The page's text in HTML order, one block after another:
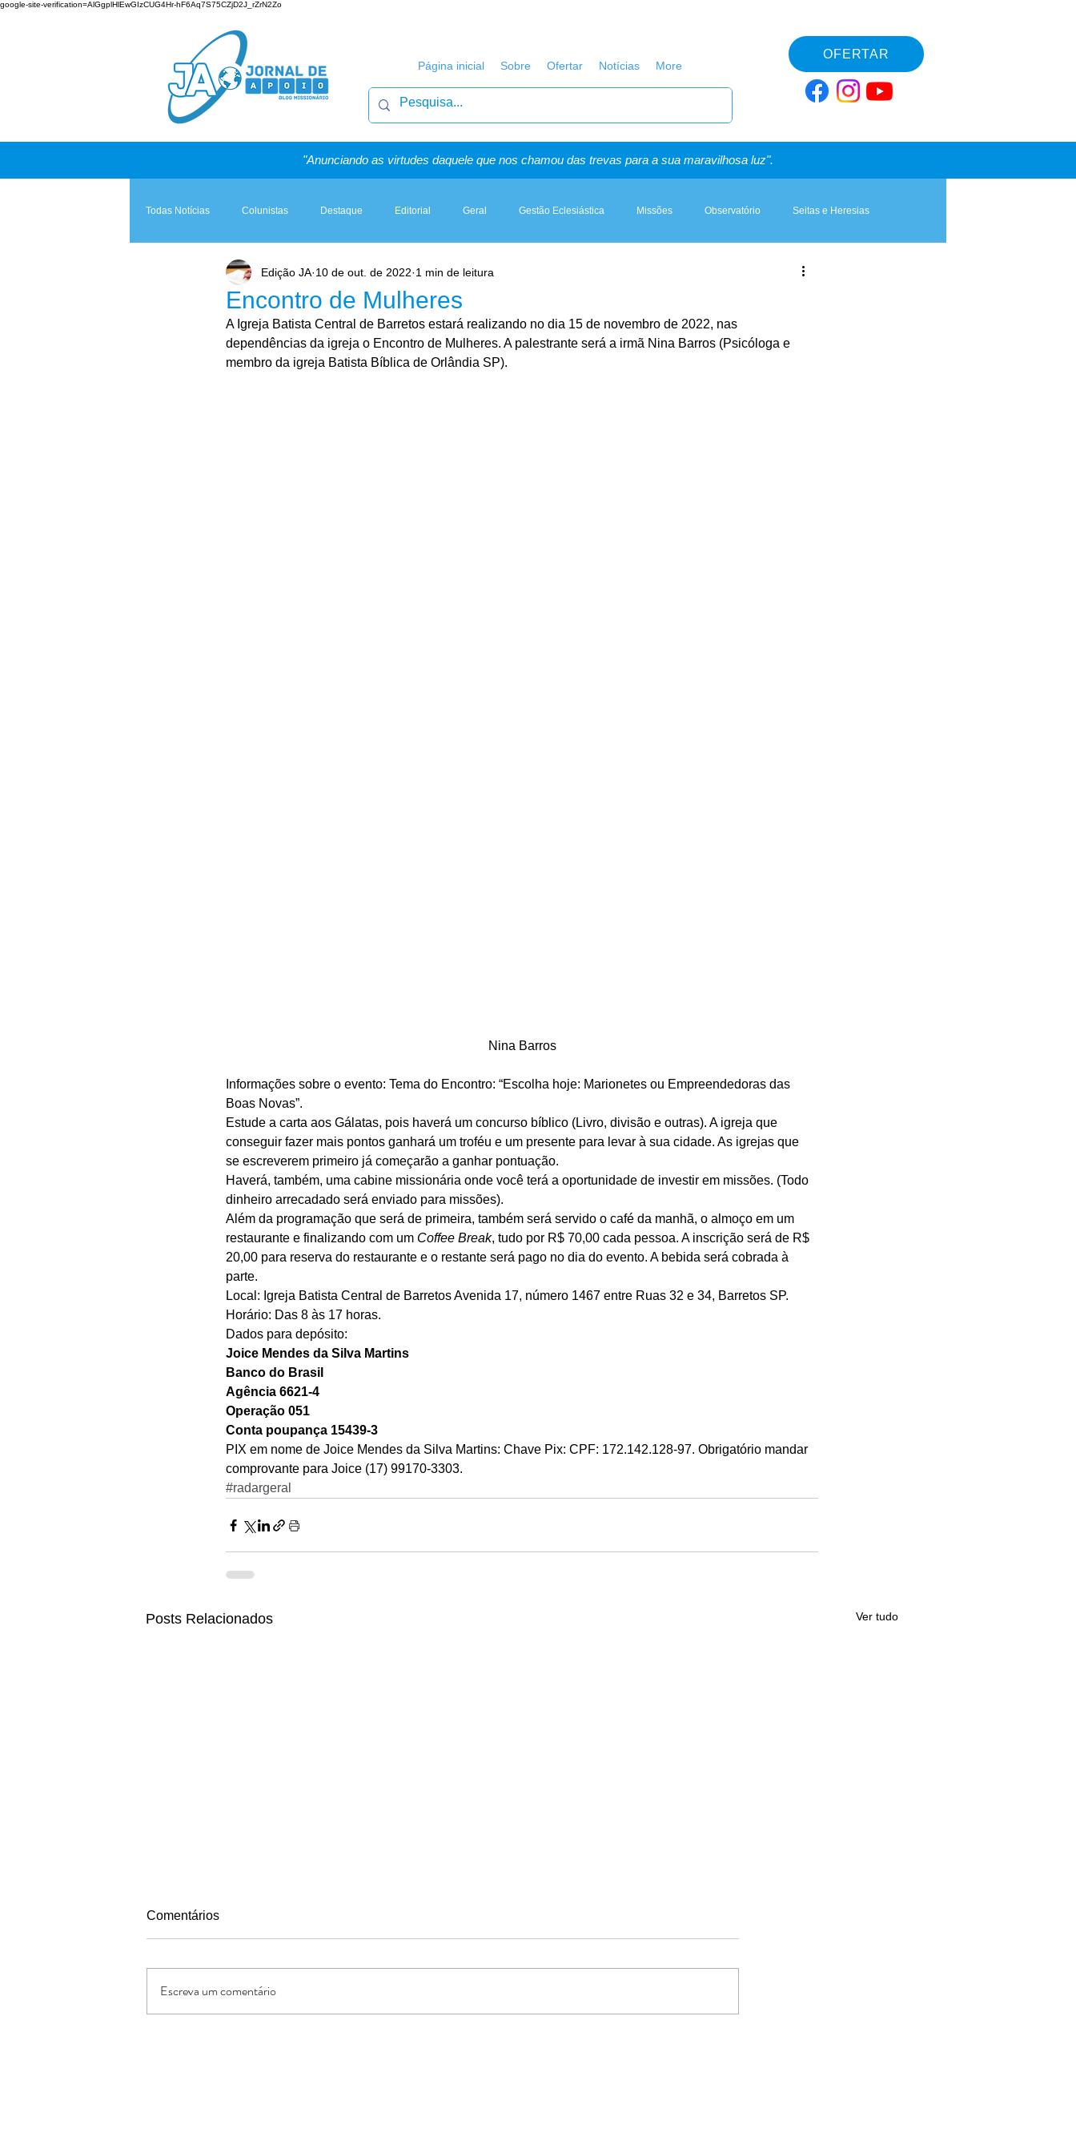
google-site-verification=AlGgplHlEwGIzCUG4Hr-hF6Aq7S75CZjD2J_rZrN2Zo
Página inicial Sobre Ofertar Notícias More
OFERTAR
"Anunciando as virtudes daquele que nos chamou das trevas para a sua maravilhosa luz".
Todas Notícias Colunistas Destaque Editorial Geral Gestão Eclesiástica Missões Observatório Seitas e Heresias
Teologia & Prática A Igreja e a Lei Artigos, Sermões & Esboços
Encontro de Mulheres
Edição JA 10 de out. de 2022 1 min de leitura
A Igreja Batista Central de Barretos estará realizando no dia 15 de novembro de 2022, nas
dependências da igreja o Encontro de Mulheres. A palestrante será a irmã Nina Barros (Psicóloga e
membro da igreja Batista Bíblica de Orlândia SP).
Nina Barros
Informações sobre o evento: Tema do Encontro: “Escolha hoje: Marionetes ou Empreendedoras das
Boas Novas”.
Estude a carta aos Gálatas, pois haverá um concurso bíblico (Livro, divisão e outras). A igreja que
conseguir fazer mais pontos ganhará um troféu e um presente para levar à sua cidade. As igrejas que
se escreverem primeiro já começarão a ganhar pontuação.
Haverá, também, uma cabine missionária onde você terá a oportunidade de investir em missões. (Todo
dinheiro arrecadado será enviado para missões).
Além da programação que será de primeira, também será servido o café da manhã, o almoço em um
restaurante e finalizando com um Coffee Break, tudo por R$ 70,00 cada pessoa. A inscrição será de R$
20,00 para reserva do restaurante e o restante será pago no dia do evento. A bebida será cobrada à
parte.
Local: Igreja Batista Central de Barretos Avenida 17, número 1467 entre Ruas 32 e 34, Barretos SP.
Horário: Das 8 às 17 horas.
Dados para depósito:
Joice Mendes da Silva Martins
Banco do Brasil
Agência 6621-4
Operação 051
Conta poupança 15439-3
PIX em nome de Joice Mendes da Silva Martins: Chave Pix: CPF: 172.142.128-97. Obrigatório mandar
comprovante para Joice (17) 99170-3303.
#radargeral
Posts Relacionados Ver tudo
Comentários
Escreva um comentário